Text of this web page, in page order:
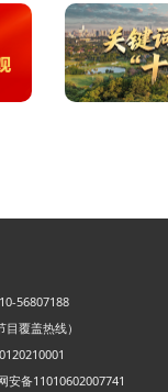
56807188
覆盖热线）
安备11010602007741